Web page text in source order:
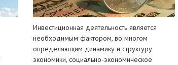
Инвестиционная деятельность является
необходимым фактором, во многом
определяющим динамику и структуру
экономики, социально-экономическое